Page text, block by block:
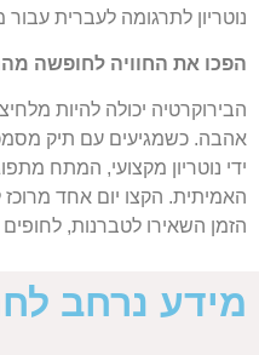
נוטריון לתרגומה לעברית
הפכו את החוויה לחופשה
הבירוקרטיה יכולה להיות
אהבה. כשמגיעים עם תיק
ידי נוטריון מקצועי, המתח
האמיתית. הקצו יום אחד
הזמן השאירו לטברנות, לחופים
מידע נרחב